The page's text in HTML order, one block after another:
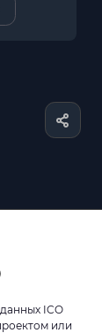
ICO
или